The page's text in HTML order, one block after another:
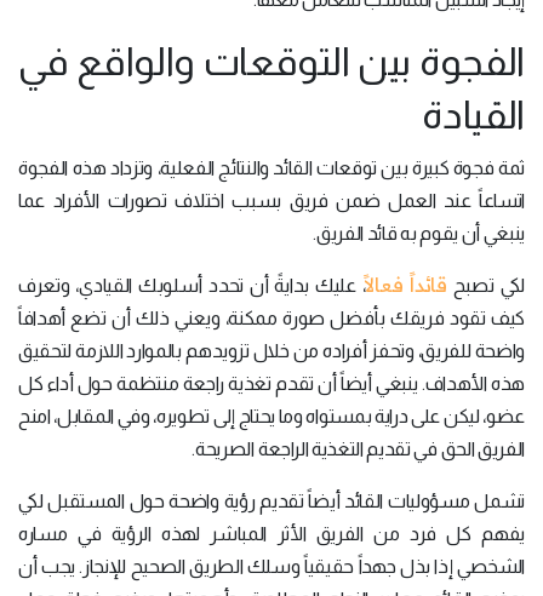
الفجوة بين التوقعات والواقع في
القيادة
ثمة فجوة كبيرة بين توقعات القائد والنتائج الفعلية، وتزداد هذه الفجوة
اتساعاً عند العمل ضمن فريق بسبب اختلاف تصورات الأفراد عما
ينبغي أن يقوم به قائد الفريق.
لكي تصبح قائداً فعالاً، عليك بدايةً أن تحدد أسلوبك القيادي، وتعرف
كيف تقود فريقك بأفضل صورة ممكنة، ويعني ذلك أن تضع أهدافاً
واضحة للفريق، وتحفز أفراده من خلال تزويدهم بالموارد اللازمة لتحقيق
هذه الأهداف. ينبغي أيضاً أن تقدم تغذية راجعة منتظمة حول أداء كل
عضو، ليكن على دراية بمستواه وما يحتاج إلى تطويره، وفي المقابل، امنح
الفريق الحق في تقديم التغذية الراجعة الصريحة.
تشمل مسؤوليات القائد أيضاً تقديم رؤية واضحة حول المستقبل لكي
يفهم كل فرد من الفريق الأثر المباشر لهذه الرؤية في مساره
الشخصي إذا بذل جهداً حقيقياً وسلك الطريق الصحيح للإنجاز. يجب أن